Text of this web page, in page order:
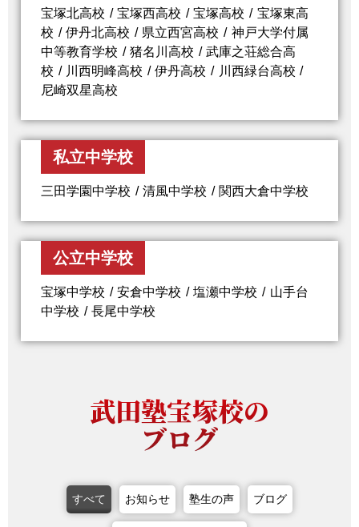
宝塚北高校 宝塚西高校 宝塚高校
宝塚東高
校
伊丹北高校 県立西宮高校
神戸大学付属
中等教育学校
猪名川高校
武庫之荘総合高
校
川西明峰高校 伊丹高校
川西緑台高校
尼崎双星高校
私立中学校
三田学園中学校 清風中学校 関西大倉中学校
公立中学校
宝塚中学校 安倉中学校 塩瀬中学校
山手台
中学校
長尾中学校
武田塾宝塚校の
ブログ
すべて お知らせ 塾生の声 ブログ